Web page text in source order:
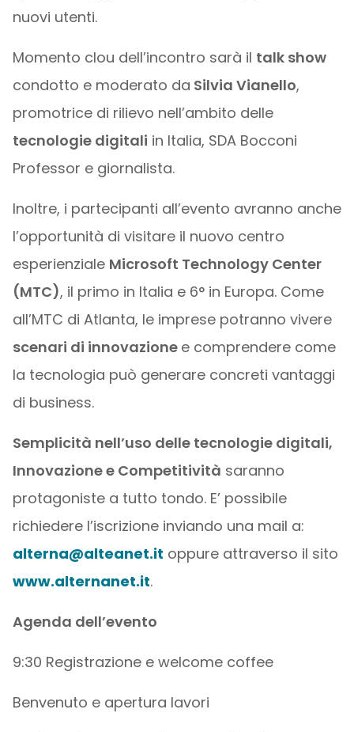
nuovi utenti.
Momento clou dell’incontro sarà il talk show
condotto e moderato da Silvia Vianello,
promotrice di rilievo nell’ambito delle
tecnologie digitali in Italia, SDA Bocconi
Professor e giornalista.
Inoltre, i partecipanti all’evento avranno anche
l’opportunità di visitare il nuovo centro
esperienziale Microsoft Technology Center
(MTC), il primo in Italia e 6° in Europa. Come
all’MTC di Atlanta, le imprese potranno vivere
scenari di innovazione e comprendere come
la tecnologia può generare concreti vantaggi
di business.
Semplicità nell’uso delle tecnologie digitali,
Innovazione e Competitività saranno
protagoniste a tutto tondo. E’ possibile
richiedere l’iscrizione inviando una mail a:
alterna@alteanet.it oppure attraverso il sito
www.alternanet.it.
Agenda dell’evento
9:30 Registrazione e welcome coffee
Benvenuto e apertura lavori